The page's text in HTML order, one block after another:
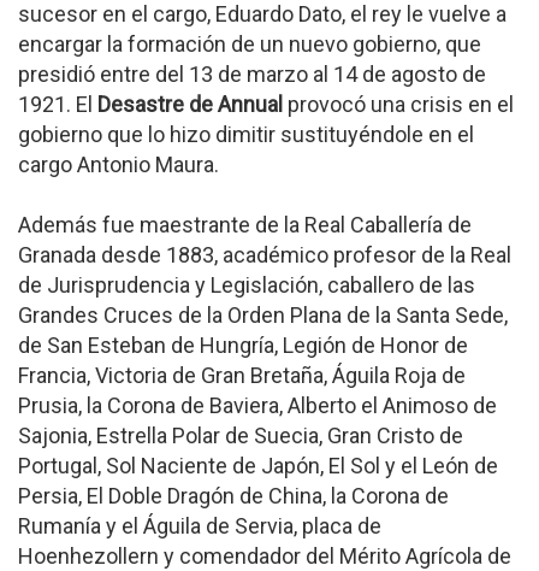
sucesor en el cargo, Eduardo Dato, el rey le vuelve a
encargar la formación de un nuevo gobierno, que
presidió entre del 13 de marzo al 14 de agosto de
1921. El Desastre de Annual provocó una crisis en el
gobierno que lo hizo dimitir sustituyéndole en el
cargo Antonio Maura.
Además fue maestrante de la Real Caballería de
Granada desde 1883, académico profesor de la Real
de Jurisprudencia y Legislación, caballero de las
Grandes Cruces de la Orden Plana de la Santa Sede,
de San Esteban de Hungría, Legión de Honor de
Francia, Victoria de Gran Bretaña, Águila Roja de
Prusia, la Corona de Baviera, Alberto el Animoso de
Sajonia, Estrella Polar de Suecia, Gran Cristo de
Portugal, Sol Naciente de Japón, El Sol y el León de
Persia, El Doble Dragón de China, la Corona de
Rumanía y el Águila de Servia, placa de
Hoenhezollern y comendador del Mérito Agrícola de